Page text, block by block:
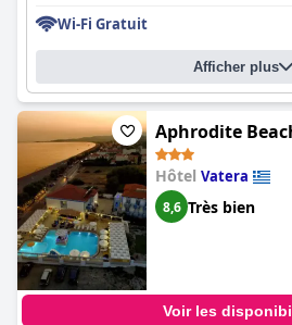
enthousiastes quant à la propreté
personnel amical et aux excellentes
Wi-Fi Gratuit
Afficher plus
Aphrodite
Hôtel Vatera
8,6 Très bien
Voir les